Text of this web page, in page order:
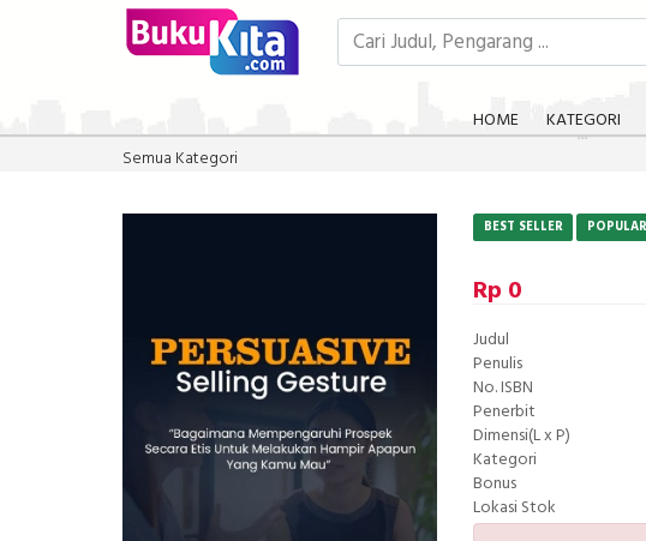
HOME KATEGORI
Semua Kategori
BEST SELLER POPULAR
Rp 0
Judul
Penulis
No. ISBN
Penerbit
Dimensi(L x P)
Kategori
Bonus
Lokasi Stok